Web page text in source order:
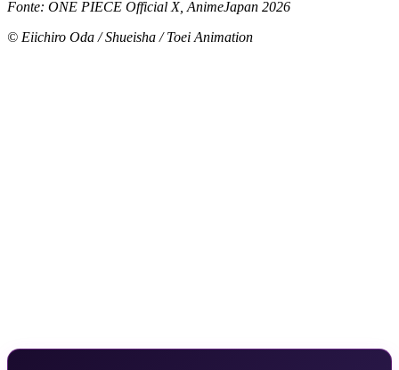
Fonte: ONE PIECE Official X, AnimeJapan 2026
© Eiichiro Oda / Shueisha / Toei Animation